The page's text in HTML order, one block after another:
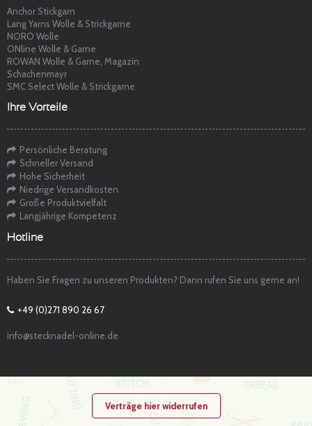
Anchor Stickgarn
Lang Yarns Wolle & Strickgarne
NORO Wolle
ONline Wolle & Garne
ROWAN Wolle & Garne, Magazin
Schachenmayr
SMC Select Wolle & Strickgarne
Ihre Vorteile
Persönliche Beratung
Schneller Versand
Hohe Sicherheit
Niedrige Versandkosten
Große Produktvielfalt
Langjährige Kompetenz
Hotline
Haben Sie Fragen zu unseren Produkten? Dann rufen Sie uns gerne an!
+49 (0)271 890 26 67
info@stecknadel-online.de
Verträge hier widerrufen